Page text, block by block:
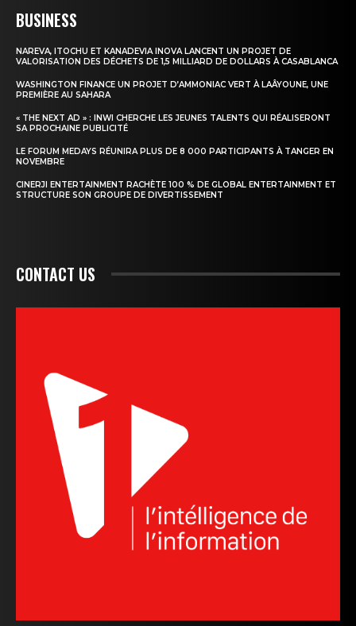
Formules d’abonnement
Mon compte
BUSINESS
NAREVA, ITOCHU ET KANADEVIA INOVA LANCENT UN PROJET DE
VALORISATION DES DÉCHETS DE 1,5 MILLIARD DE DOLLARS À CASABLANCA
WASHINGTON FINANCE UN PROJET D’AMMONIAC VERT À LAÂYOUNE, UNE
PREMIÈRE AU SAHARA
« THE NEXT AD » : INWI CHERCHE LES JEUNES TALENTS QUI RÉALISERONT
SA PROCHAINE PUBLICITÉ
LE FORUM MEDAYS RÉUNIRA PLUS DE 8 000 PARTICIPANTS À TANGER EN
NOVEMBRE
CINERJI ENTERTAINMENT RACHÈTE 100 % DE GLOBAL ENTERTAINMENT ET
STRUCTURE SON GROUPE DE DIVERTISSEMENT
CONTACT US